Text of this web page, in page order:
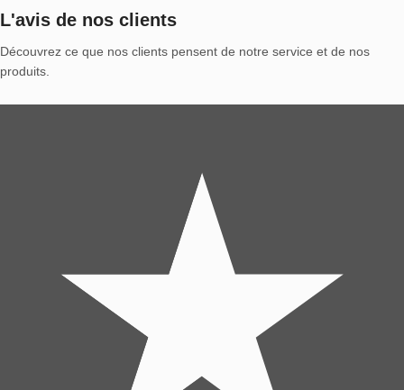
L'avis de nos clients
Découvrez ce que nos clients pensent de notre service et de nos
produits.